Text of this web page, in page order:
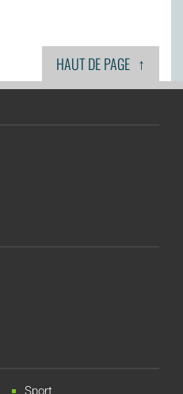
HAUT DE PAGE ↑
Sport